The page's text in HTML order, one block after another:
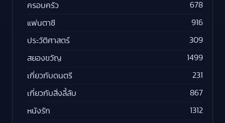
ครอบครัว 678
แฟนตาซี 916
ประวัติศาสตร์ 309
สยองขวัญ 1499
เกี่ยวกับดนตรี 231
เกี่ยวกับสิ่งลี้ลับ 867
หนังรัก 1312